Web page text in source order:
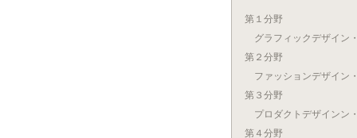
第１分野
グラフィックデザイン
第２分野
ファッションデザイン
第３分野
プロダクトデザインン
第４分野